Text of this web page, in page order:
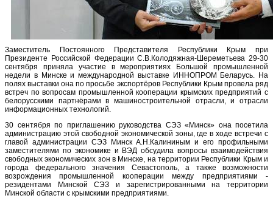
Заместитель Постоянного Представителя Республики Крым при
Президенте Российской Федерации С.В.Колодяжная-Шереметьева 29-30
сентября приняла участие в мероприятиях Большой промышленной
недели в Минске и международной выставке ИННОПРОМ Беларусь. На
полях выставки она по просьбе экспортёров Республики Крым провела ряд
встреч по вопросам промышленной кооперации крымских предприятий с
белорусскими партнёрами в машиностроительной отрасли, и отрасли
информационных технологий.
30 сентября по приглашению руководства СЭЗ «Минск» она посетила
администрацию этой свободной экономической зоны, где в ходе встречи с
главой администрации СЭЗ Минск А.Н.Калининым и его профильными
заместителями по экономике и ВЭД обсудила вопросы взаимодействия
свободных экономических зон в Минске, на территории Республики Крым и
города федерального значения Севастополь, а также возможности
возрождения промышленной кооперации между предприятиями -
резидентами Минской СЭЗ и зарегистрированными на территории
Минской области с крымскими предприятиями.